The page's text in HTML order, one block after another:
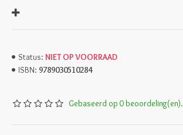
Status: NIET OP VOORRAAD
ISBN: 9789030510284
Gebaseerd op 0 beoordeling(en).